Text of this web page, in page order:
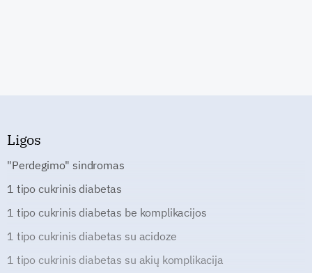
Ligos
"Perdegimo" sindromas
1 tipo cukrinis diabetas
1 tipo cukrinis diabetas be komplikacijos
1 tipo cukrinis diabetas su acidoze
1 tipo cukrinis diabetas su akių komplikacija